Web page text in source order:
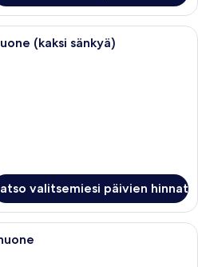
Hotellihuone, jossa on suuri sänky,
(kaksi sänkyä)
valitsemiesi päivien hinnat
Hotellihuone, jossa on sänky,